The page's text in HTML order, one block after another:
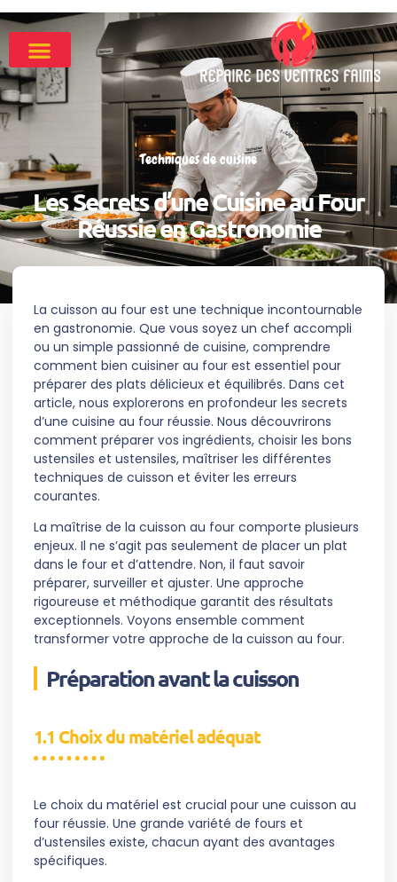
Techniques de cuisine
Les Secrets d’une Cuisine au Four
Réussie en Gastronomie
La cuisson au four est une technique incontournable
en gastronomie. Que vous soyez un chef accompli
ou un simple passionné de cuisine, comprendre
comment bien cuisiner au four est essentiel pour
préparer des plats délicieux et équilibrés. Dans cet
article, nous explorerons en profondeur les secrets
d’une cuisine au four réussie. Nous découvrirons
comment préparer vos ingrédients, choisir les bons
ustensiles et ustensiles, maîtriser les différentes
techniques de cuisson et éviter les erreurs
courantes.
La maîtrise de la cuisson au four comporte plusieurs
enjeux. Il ne s’agit pas seulement de placer un plat
dans le four et d’attendre. Non, il faut savoir
préparer, surveiller et ajuster. Une approche
rigoureuse et méthodique garantit des résultats
exceptionnels. Voyons ensemble comment
transformer votre approche de la cuisson au four.
Préparation avant la cuisson
1.1 Choix du matériel adéquat
Le choix du matériel est crucial pour une cuisson au
four réussie. Une grande variété de fours et
d’ustensiles existe, chacun ayant des avantages
spécifiques.